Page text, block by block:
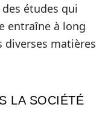
études qui
entraîne à long
matières
LA SOCIÉTÉ